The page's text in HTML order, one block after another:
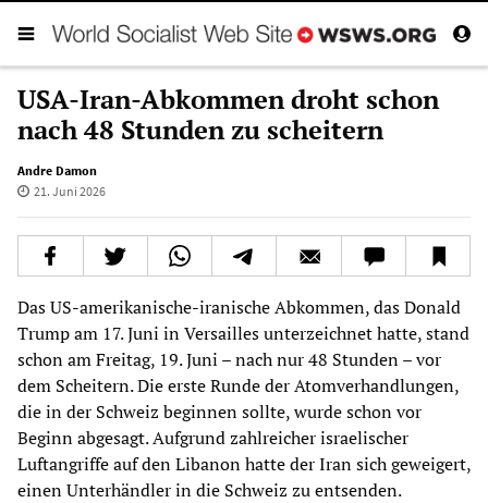
USA-Iran-Abkommen droht schon
nach 48 Stunden zu scheitern
Andre Damon
21. Juni 2026
Das US-amerikanische-iranische Abkommen, das Donald
Trump am 17. Juni in Versailles unterzeichnet hatte, stand
schon am Freitag, 19. Juni – nach nur 48 Stunden – vor
dem Scheitern. Die erste Runde der Atomverhandlungen,
die in der Schweiz beginnen sollte, wurde schon vor
Beginn abgesagt. Aufgrund zahlreicher israelischer
Luftangriffe auf den Libanon hatte der Iran sich geweigert,
einen Unterhändler in die Schweiz zu entsenden.